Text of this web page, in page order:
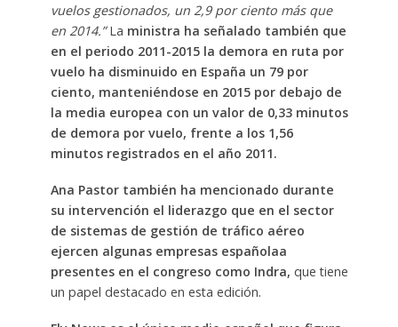
vuelos gestionados, un 2,9 por ciento más que
en 2014.”La ministra ha señalado también que
en el periodo 2011-2015 la demora en ruta por
vuelo ha disminuido en España un 79 por
ciento, manteniéndose en 2015 por debajo de
la media europea con un valor de 0,33 minutos
de demora por vuelo, frente a los 1,56
minutos registrados en el año 2011.
Ana Pastor también ha mencionado durante
su intervención el liderazgo que en el sector
de sistemas de gestión de tráfico aéreo
ejercen algunas empresas españolaa
presentes en el congreso como Indra, que tiene
un papel destacado en esta edición.